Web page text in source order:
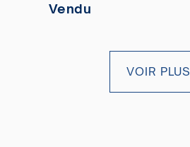
Vendu
VOIR PLUS